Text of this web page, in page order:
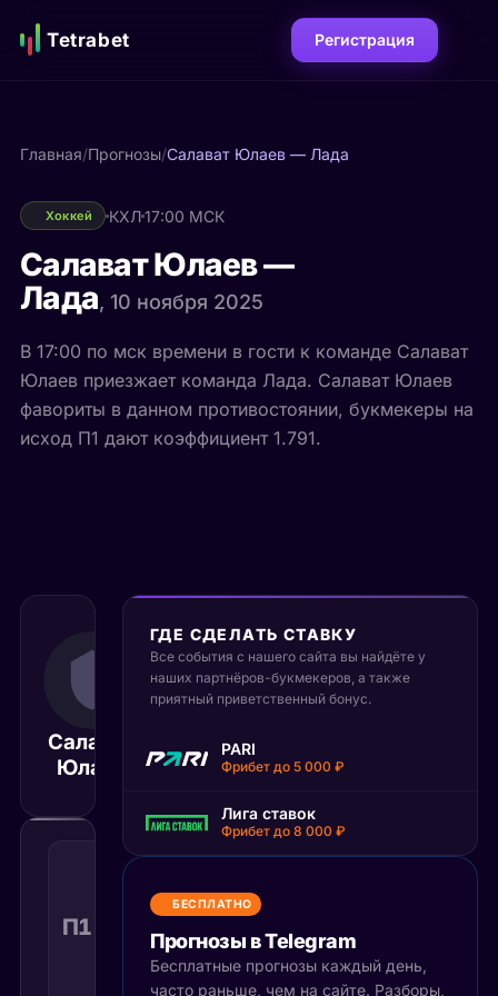
Tetrabet Регистрация
Главная/Прогнозы/Салават Юлаев — Лада
Хоккей КХЛ17:00 МСК
Салават Юлаев —
Лада, 10 ноября 2025
В 17:00 по мск времени в гости к команде Салават
Юлаев приезжает команда Лада. Салават Юлаев
фавориты в данном противостоянии, букмекеры на
исход П1 дают коэффициент 1.791.
Салават
Юлаев
10 ноября 2025
17:00
МСК
Матч завершён
П1 с ОТ
Победа
с
учетом
доп.
времени
Рекомендуемая
ГДЕ СДЕЛАТЬ СТАВКУ
Все события с нашего сайта вы найдёте у
наших партнёров-букмекеров, а также
приятный приветственный бонус.
PARI
Фрибет до 5 000 ₽
Лига ставок
Фрибет до 8 000 ₽
БЕСПЛАТНО
Прогнозы в Telegram
Бесплатные прогнозы каждый день,
часто раньше, чем на сайте. Разборы,